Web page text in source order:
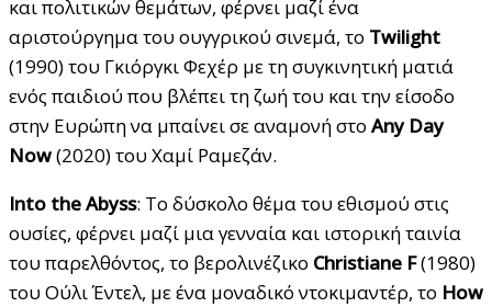
και πολιτικών θεμάτων, φέρνει μαζί ένα
αριστούργημα του ουγγρικού σινεμά, το Twilight
(1990) του Γκιόργκι Φεχέρ με τη συγκινητική ματιά
ενός παιδιού που βλέπει τη ζωή του και την είσοδο
στην Ευρώπη να μπαίνει σε αναμονή στο Any Day
Now(2020) του Χαμί Ραμεζάν.
Into the Abyss: Το δύσκολο θέμα του εθισμού στις
ουσίες, φέρνει μαζί μια γενναία και ιστορική ταινία
του παρελθόντος, το βερολινέζικο Christiane F(1980)
του Ούλι Έντελ, με ένα μοναδικό ντοκιμαντέρ, το How